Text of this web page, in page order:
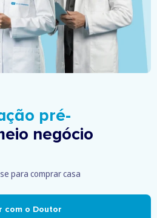
pré-
negócio
para comprar casa
com o Doutor